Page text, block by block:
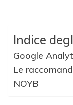
Indice
Google
Le
NOYB